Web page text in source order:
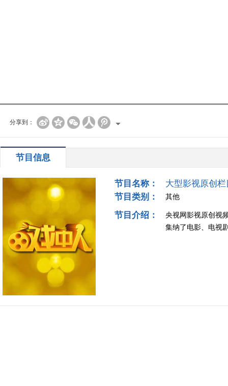
分享到：
节目信息
节目名称：
大型影视原创
节目类别：
其他
节目介绍：
央视网影视原创视
集纳了电影、电视